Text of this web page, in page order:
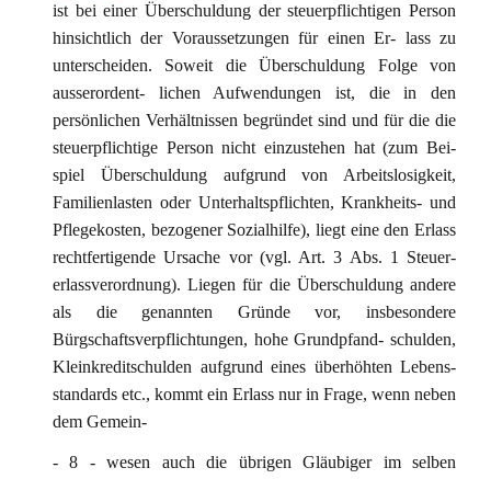
ist bei einer Überschuldung der steuerpflichtigen Person
hinsichtlich der Voraussetzungen für einen Er- lass zu
unterscheiden. Soweit die Überschuldung Folge von
ausserordent- lichen Aufwendungen ist, die in den
persönlichen Verhältnissen begründet sind und für die die
steuerpflichtige Person nicht einzustehen hat (zum Bei-
spiel Überschuldung aufgrund von Arbeitslosigkeit,
Familienlasten oder Unterhaltspflichten, Krankheits- und
Pflegekosten, bezogener Sozialhilfe), liegt eine den Erlass
rechtfertigende Ursache vor (vgl. Art. 3 Abs. 1 Steuer-
erlassverordnung). Liegen für die Überschuldung andere
als die genannten Gründe vor, insbesondere
Bürgschaftsverpflichtungen, hohe Grundpfand- schulden,
Kleinkreditschulden aufgrund eines überhöhten Lebens-
standards etc., kommt ein Erlass nur in Frage, wenn neben
dem Gemein-
- 8 - wesen auch die übrigen Gläubiger im selben